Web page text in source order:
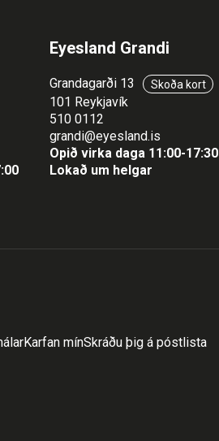
Eyesland Grandi
Grandagarði 13 Skoða kort
101 Reykjavík
510 0112
grandi@eyesland.is
Opið virka daga 11 :00-17:30
Lokað um helgar
Karfan mínSkráðu þig á póstlista